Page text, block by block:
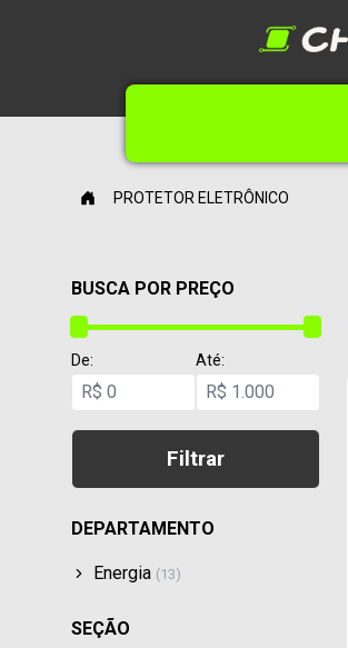
PROTETOR ELETRÔNICO
BUSCA POR PREÇO
De:
R$
Até:
R$
Filtrar
DEPARTAMENTO
Energia (13)
SEÇÃO